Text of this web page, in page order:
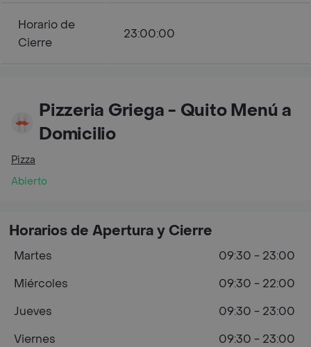
Horario de
Cierre
23:00:00
Pizzeria Griega - Quito Menú a
Domicilio
Pizza
Abierto
Horarios de Apertura y Cierre
Martes
09:30 - 23:00
Miércoles
09:30 - 22:00
Jueves
09:30 - 23:00
Viernes
09:30 - 23:00